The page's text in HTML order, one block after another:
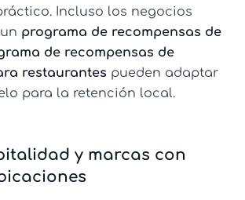
Incluso los negocios
programa de recompensas de
de recompensas de
restaurantes pueden adaptar
para la retención local.
y marcas con